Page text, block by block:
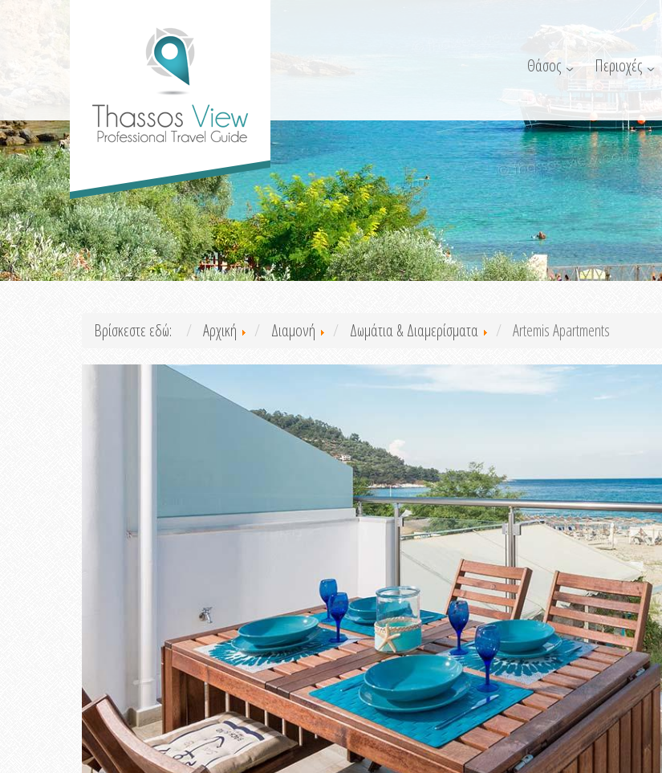
Θάσος Περιοχές
Βρίσκεστε εδώ: Αρχική Διαμονή Δωμάτια & Διαμερίσματα Artemis Apartments